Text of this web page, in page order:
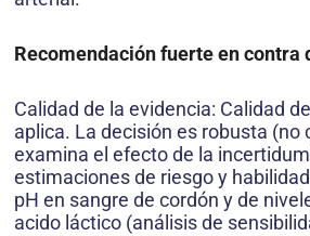
Recomendación fuerte en contra
Calidad de la evidencia: Calidad
aplica. La decisión es robusta (no
examina el efecto de la
estimaciones de riesgo y
pH en sangre de cordón y de
acido láctico (análisis de